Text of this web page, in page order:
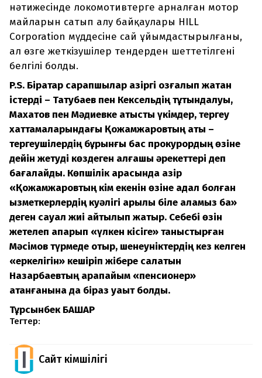
нәтижесінде локомотивтерге арналған мотор
майларын сатып алу байқаулары HILL
Corporation мүддесіне сай ұйымдастырылғаны,
ал өзге жеткізушілер тендерден шеттетілгені
белгілі болды.
P.S. Бірқатар сарапшылар қазіргі қозғалып жатқан
істерді – Татубаев пен Кексельдің тұтқындалуы,
Махатов пен Мәдиевке қатысты үкімдер, тергеу
хаттамаларындағы Қожамжаровтың аты –
тергеушілердің бұрынғы бас прокурордың өзіне
дейін жетуді көздеген алғашқы әрекеттері деп
бағалайды. Көпшілік арасында қазір
«Қожамжаровтың кім екенін өзіне адал болған
қызметкерлердің куәлігі арқылы біле аламыз ба»
деген сауал жиі айтылып жатыр. Себебі өзін
жетелеп апарып «үлкен кісіге» таныстырған
Мәсімов түрмеде отыр, шенеуніктердің кез келген
«еркелігін» кешіріп жібере салатын
Назарбаевтың қарапайым «пенсионер»
атанғанына да біраз уақыт болды.
Тұрсынбек БАШАР
Тегтер:
Сайт Әкімшілігі